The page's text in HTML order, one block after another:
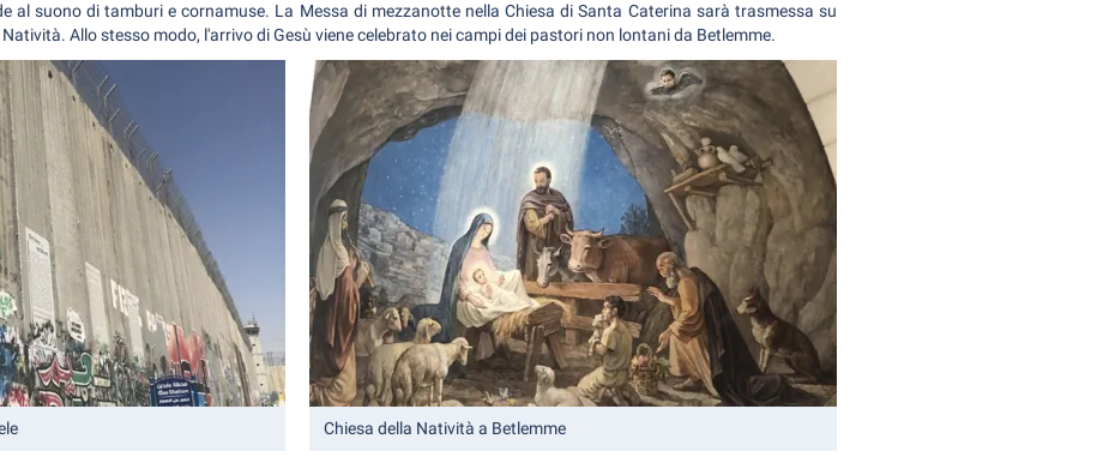
al suono di tamburi e cornamuse. La Messa di mezzanotte nella Chiesa di Santa Caterina sarà trasmessa su
Allo stesso modo, l'arrivo di Gesù viene celebrato nei campi dei pastori non lontani da Betlemme.
Chiesa della Natività a Betlemme